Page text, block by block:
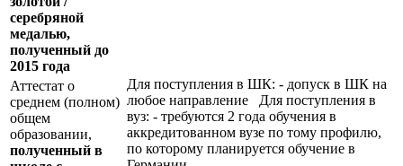
серебряной
медалью,
полученный до
2015 года
Для поступления в ШК: - допуск в ШК на
любое направление Для поступления в
вуз: - требуются 2 года обучения в
аккредитованном вузе по тому профилю,
по которому планируется обучение в
Аттестат о
среднем (полном)
общем
образовании,
полученный в